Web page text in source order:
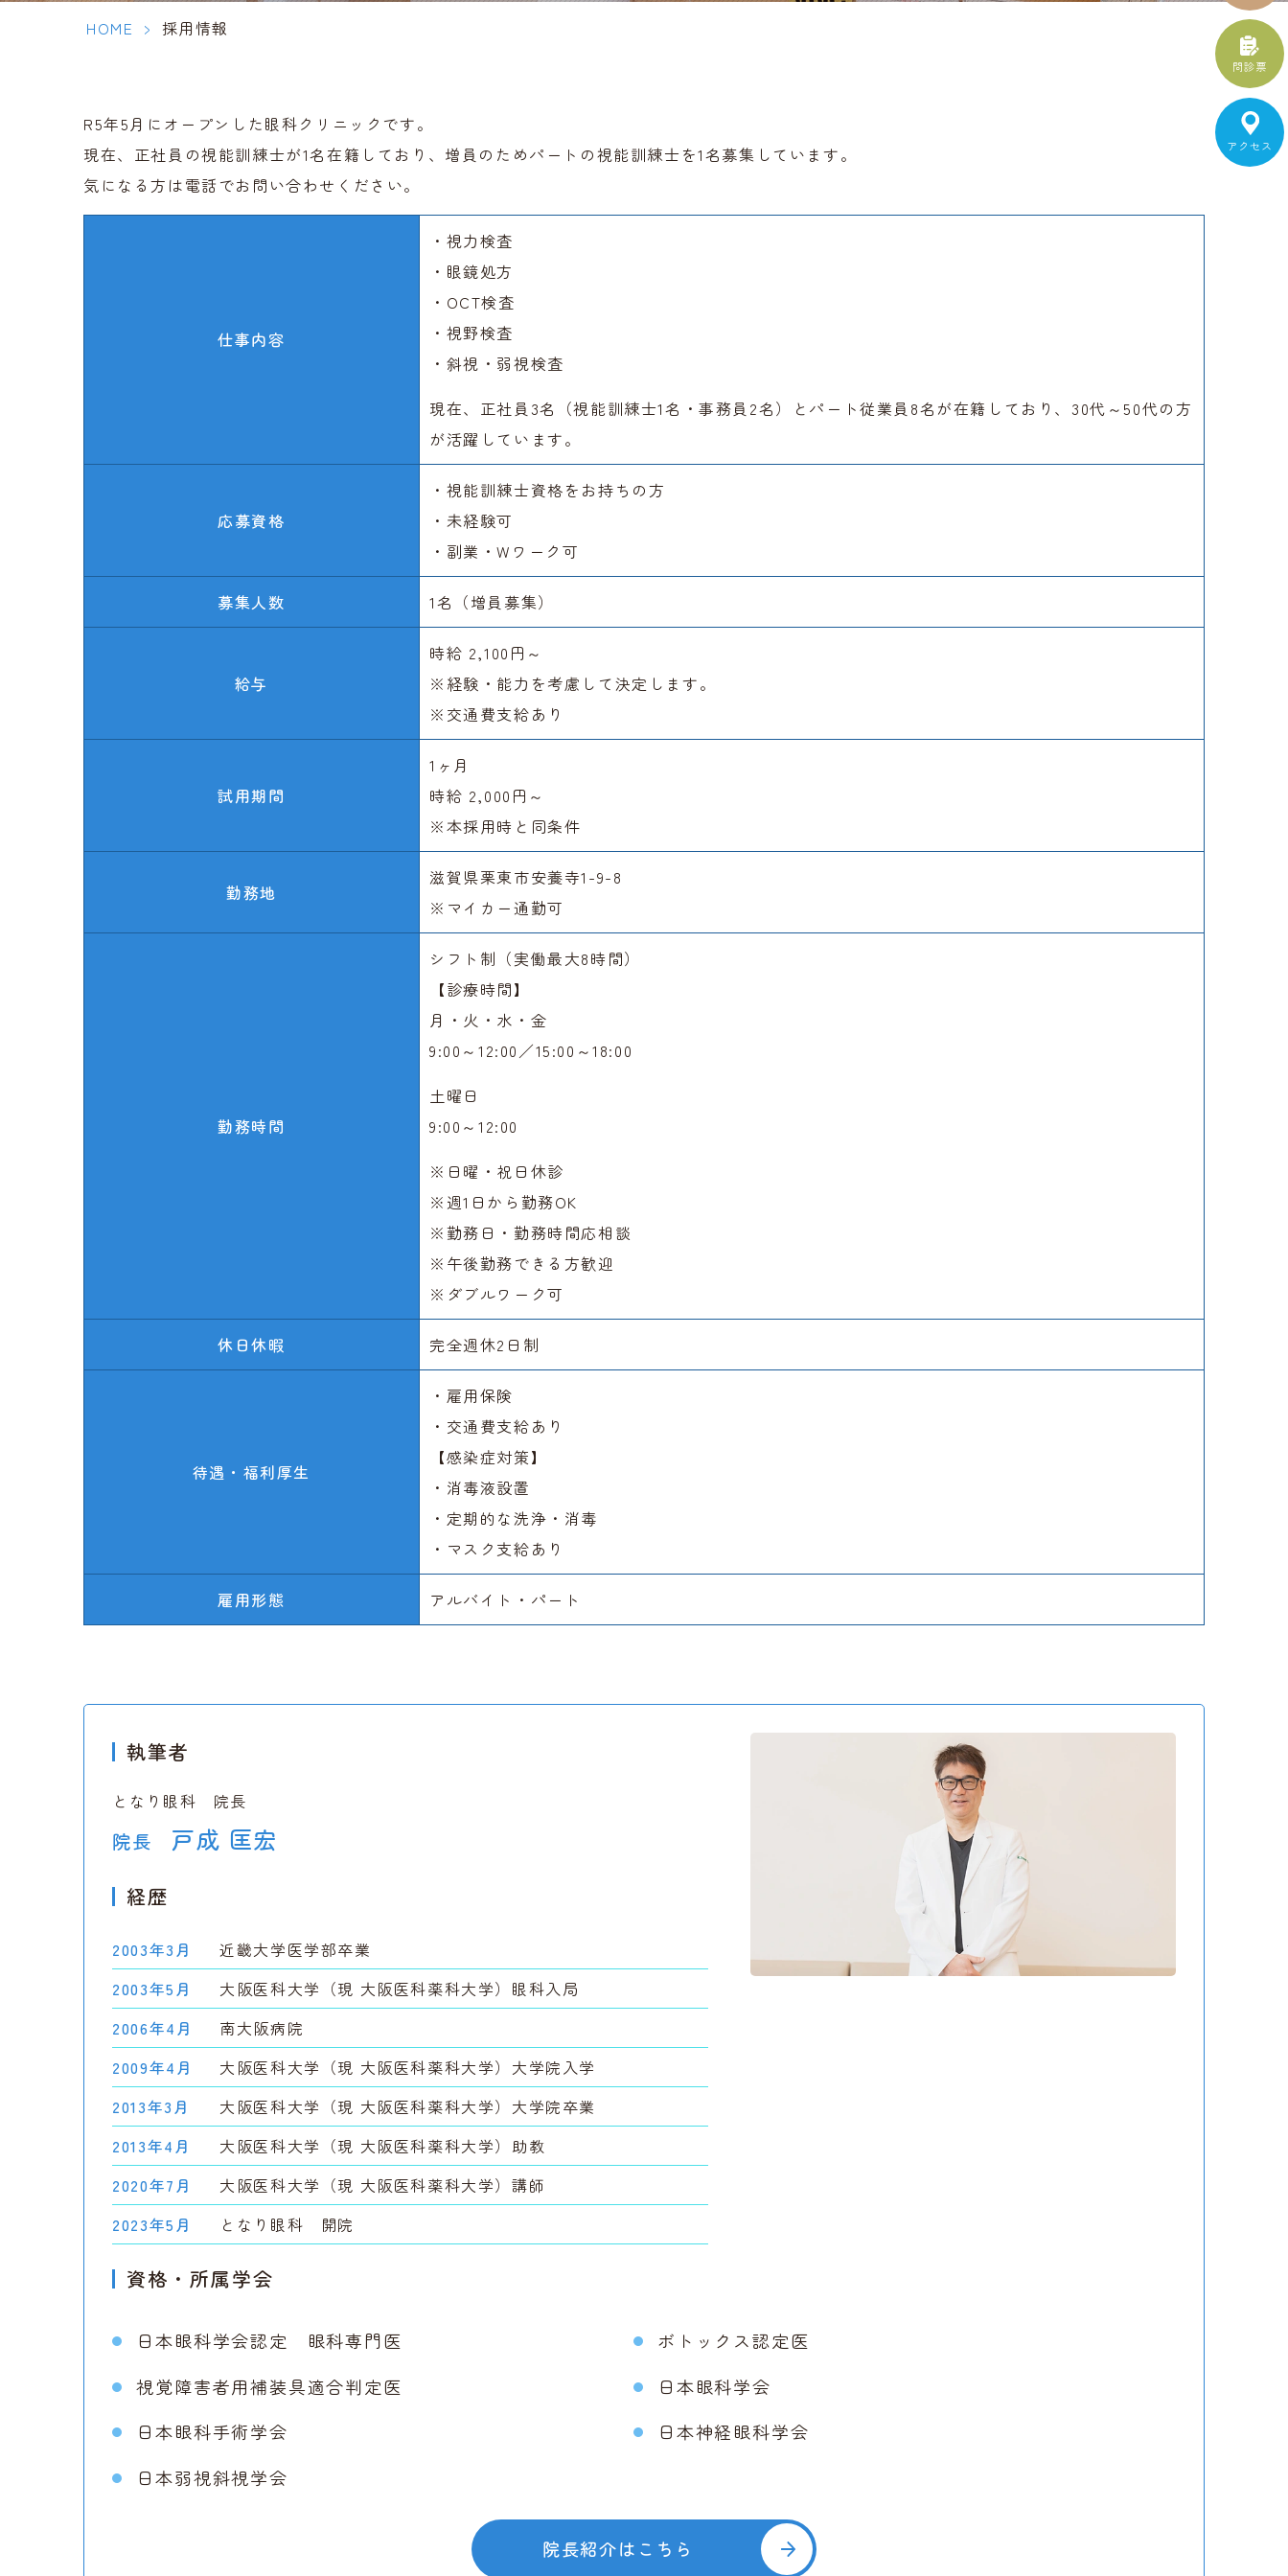
HOME > 採用情報
R5年5月にオープンした眼科クリニックです。
現在、正社員の視能訓練士が1名在籍しており、増員のためパートの視能訓練士を1名募集しています。
気になる方は電話でお問い合わせください。
仕事内容
・視力検査
・眼鏡処方
・OCT検査
・視野検査
・斜視・弱視検査
現在、正社員3名（視能訓練士1名・事務員2名）とパート従業員8名が在籍しており、30代～50代の方
が活躍しています。
応募資格
・視能訓練士資格をお持ちの方
・未経験可
・副業・Wワーク可
募集人数 1名（増員募集）
給与
時給 2,100円～
※経験・能力を考慮して決定します。
※交通費支給あり
試用期間
1ヶ月
時給 2,000円～
※本採用時と同条件
勤務地
滋賀県栗東市安養寺1-9-8
※マイカー通勤可
勤務時間
シフト制（実働最大8時間）
【診療時間】
月・火・水・金
9:00～12:00／15:00～18:00
土曜日
9:00～12:00
※日曜・祝日休診
※週1日から勤務OK
※勤務日・勤務時間応相談
※午後勤務できる方歓迎
※ダブルワーク可
休日休暇 完全週休2日制
待遇・福利厚生
・雇用保険
・交通費支給あり
【感染症対策】
・消毒液設置
・定期的な洗浄・消毒
・マスク支給あり
雇用形態 アルバイト・パート
執筆者
となり眼科 院長
院長 戸成 匡宏
経歴
2003年3月
近畿大学医学部卒業
2003年5月
大阪医科大学（現 大阪医科薬科大学）眼科入局
2006年4月
南大阪病院
2009年4月
大阪医科大学（現 大阪医科薬科大学）大学院入学
2013年3月
大阪医科大学（現 大阪医科薬科大学）大学院卒業
2013年4月
大阪医科大学（現 大阪医科薬科大学）助教
2020年7月
大阪医科大学（現 大阪医科薬科大学）講師
2023年5月
となり眼科 開院
資格・所属学会
日本眼科学会認定 眼科専門医
ボトックス認定医
視覚障害者用補装具適合判定医
日本眼科学会
日本眼科手術学会
日本神経眼科学会
日本弱視斜視学会
院長紹介はこちら
問診票
アクセス